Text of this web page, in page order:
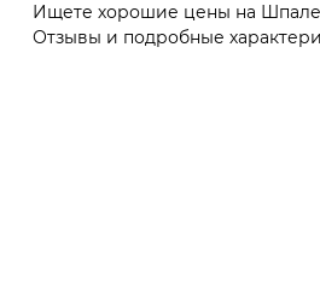
Ищете хорошие цены на
Отзывы и подробные